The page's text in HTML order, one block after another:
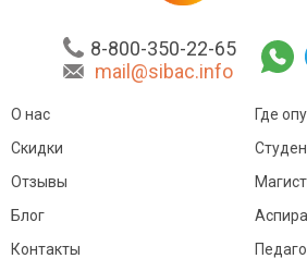
8-800-350-22-65
mail@sibac.info
О нас
Скидки
Отзывы
Блог
Контакты
Где